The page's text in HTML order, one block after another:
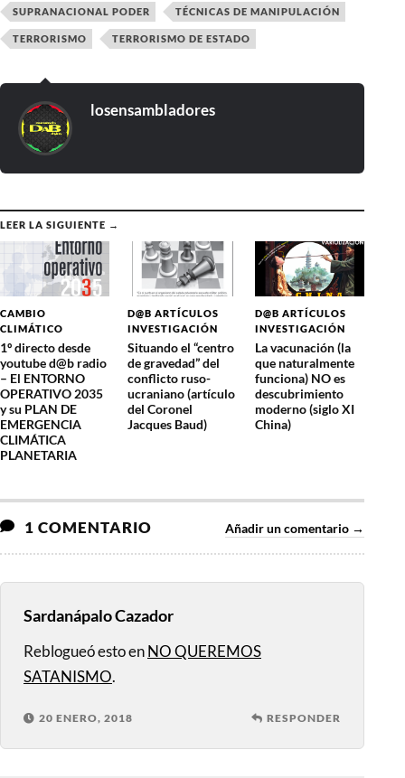
SUPRANACIONAL PODER TÉCNICAS DE MANIPULACIÓN
TERRORISMO TERRORISMO DE ESTADO
losensambladores
LEER LA SIGUIENTE →
CAMBIO
CLIMÁTICO
1º directo desde
youtube d@b radio
– El ENTORNO
OPERATIVO 2035
y su PLAN DE
EMERGENCIA
CLIMÁTICA
PLANETARIA
D@B ARTÍCULOS
INVESTIGACIÓN
Situando el “centro
de gravedad” del
conflicto ruso-
ucraniano (artículo
del Coronel
Jacques Baud)
D@B ARTÍCULOS
INVESTIGACIÓN
La vacunación (la
que naturalmente
funciona) NO es
descubrimiento
moderno (siglo XI
China)
1 COMENTARIO Añadir un comentario →
Sardanápalo Cazador
Reblogueó esto enNO QUEREMOS
SATANISMO.
20 ENERO, 2018 RESPONDER